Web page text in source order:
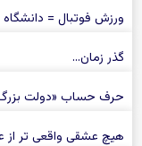
ورزش فوتبال =
گذر زمان…
حرف حساب «دولت
هیچ عشقی واقعی تر